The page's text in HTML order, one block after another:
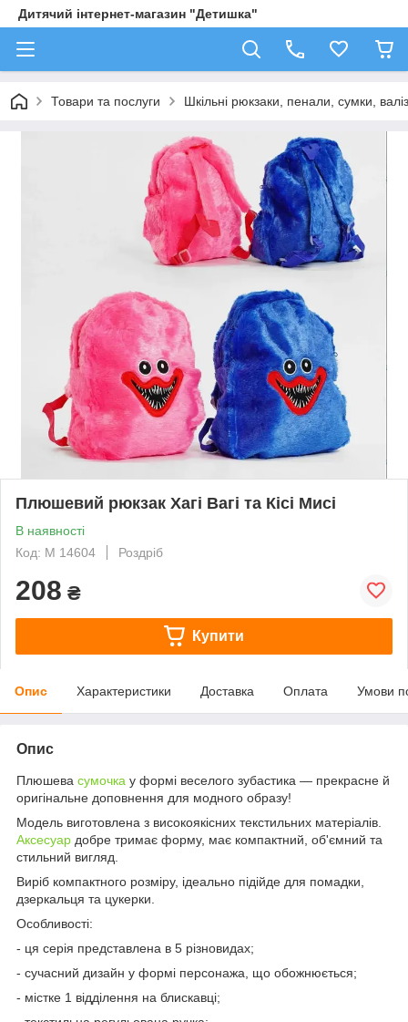
Дитячий інтернет-магазин "Детишка"
Товари та послуги Шкільні рюкзаки, пенали, сумки,
Плюшевий рюкзак Хагі Вагі та Кісі Мисі
В наявності
Код: M 14604
Роздріб
208 ₴
Купити
Опис Характеристики Доставка Оплата Умови
Опис
Плюшева сумочка у формі веселого зубастика — прекрасне й
оригінальне доповнення для модного образу!
Модель виготовлена з високоякісних текстильних матеріалів.
Аксесуар добре тримає форму, має компактний, об'ємний та
стильний вигляд.
Виріб компактного розміру, ідеально підійде для помадки,
дзеркальця та цукерки.
Особливості:
- ця серія представлена в 5 різновидах;
- сучасний дизайн у формі персонажа, що обожнюється;
- містке 1 відділення на блискавці;